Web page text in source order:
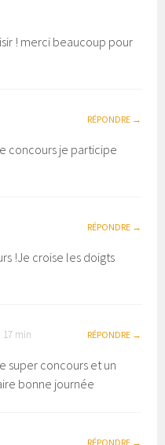
! merci beaucoup pour
RÉPONDRE
concours je participe
RÉPONDRE
!Je croise les doigts
17 min RÉPONDRE
super concours et un
bonne journée
RÉPONDRE